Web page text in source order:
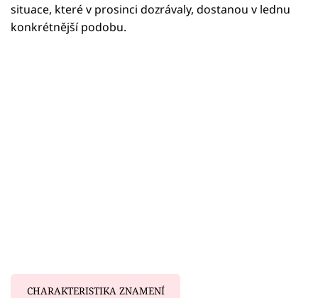
Mámy sobě
situace, které v prosinci dozrávaly, dostanou v lednu
konkrétnější podobu.
CHARAKTERISTIKA ZNAMENÍ